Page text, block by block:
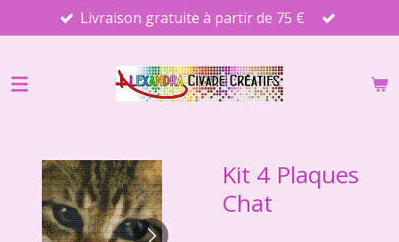
au
principal
Livraison gratuite à partir de 75 €
Kit 4 Plaques
Chat